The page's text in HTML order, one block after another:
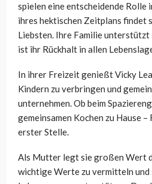
spielen eine entscheidende Rolle
ihres hektischen Zeitplans findet
Liebsten. Ihre Familie unterstützt
ist ihr Rückhalt in allen
In ihrer Freizeit genießt Vicky
Kindern zu verbringen und
unternehmen. Ob beim
gemeinsamen Kochen zu Hause
erster Stelle.
Als Mutter legt sie großen Wert
wichtige Werte zu vermitteln und